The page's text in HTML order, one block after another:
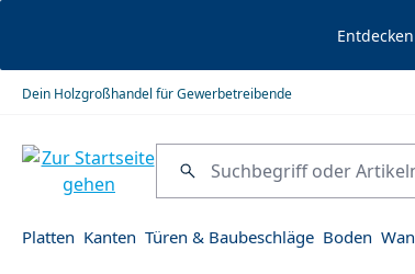
Zur Hauptnavigation springen
Dein Holzgroßhandel für Gewerbetreibende
Platten Kanten Türen & Baubeschläge Boden